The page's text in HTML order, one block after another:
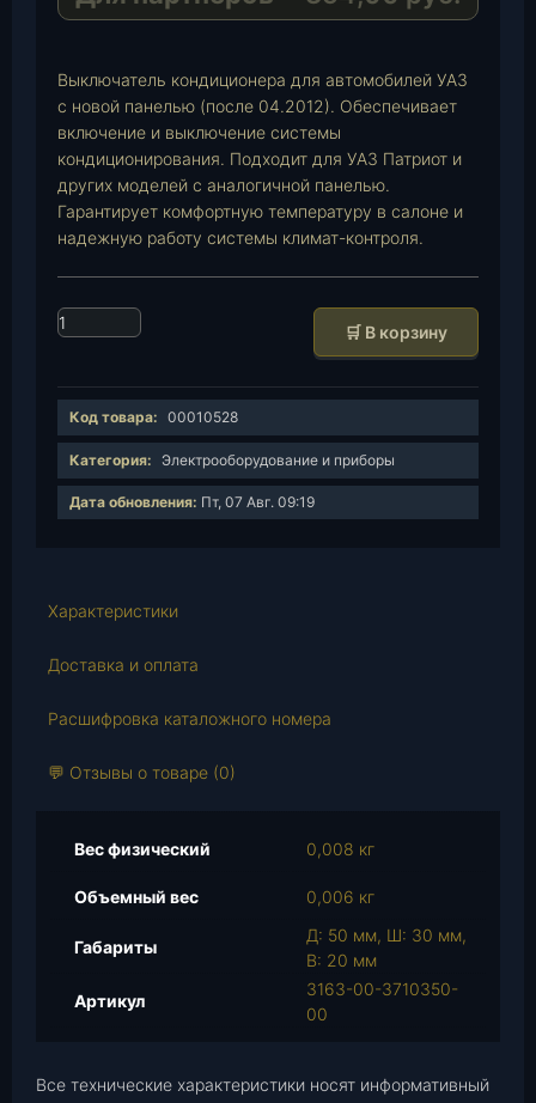
m
pl
Выключатель кондиционера для автомобилей УАЗ
с новой панелью (после 04.2012). Обеспечивает
включение и выключение системы
кондиционирования. Подходит для УАЗ Патриот и
других моделей с аналогичной панелью.
Гарантирует комфортную температуру в салоне и
надежную работу системы климат-контроля.
К
и
ч
с
о
а
В
9
🛒 В корзину
Код товара: 00010528
Категория: Электрооборудование и приборы
Дата обновления: Пт, 07 Авг. 09:19
Характеристики
Доставка и оплата
Расшифровка каталожного номера
💬 Отзывы о товаре (0)
Вес физический 0,008 кг
Объемный вес 0,006 кг
Габариты
Д: 50 мм, Ш: 30 мм,
В: 20 мм
Артикул
3163-00-3710350-
00
Все технические характеристики носят информативный